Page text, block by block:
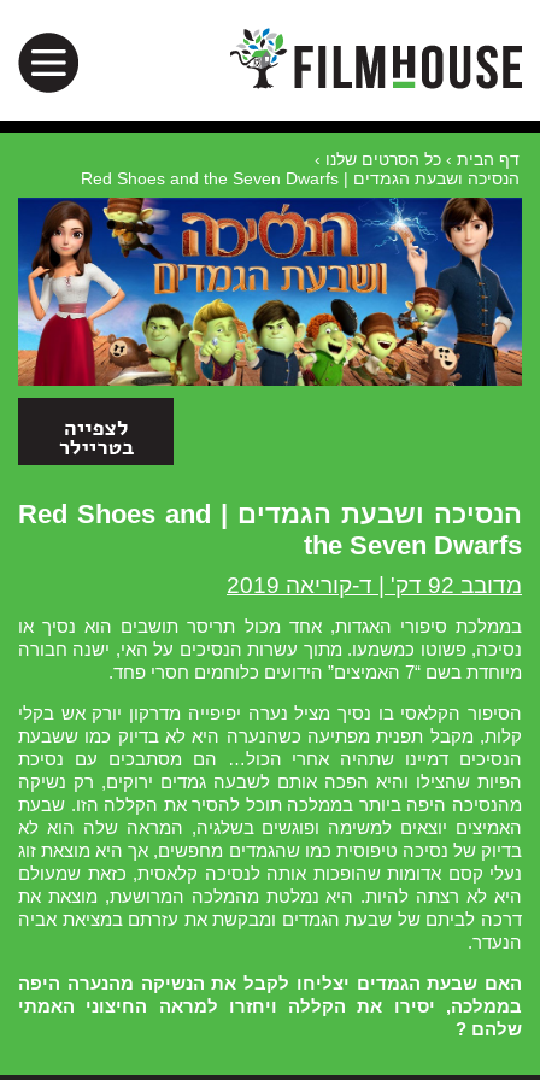
דף הבית › כל הסרטים שלנו ›
הנסיכה ושבעת הגמדים | Red Shoes and the Seven Dwarfs
הנסיכה ושבעת הגמדים | Red Shoes and
the Seven Dwarfs
מדובב 92 דק' | ד-קוריאה 2019
בממלכת סיפורי האגדות, אחד מכול תריסר תושבים הוא נסיך או
נסיכה, פשוטו כמשמעו. מתוך עשרות הנסיכים על האי, ישנה חבורה
מיוחדת בשם “7 האמיצים” הידועים כלוחמים חסרי פחד.
הסיפור הקלאסי בו נסיך מציל נערה יפיפייה מדרקון יורק אש בקלי
קלות, מקבל תפנית מפתיעה כשהנערה היא לא בדיוק כמו ששבעת
הנסיכים דמיינו שתהיה אחרי הכול… הם מסתבכים עם נסיכת
הפיות שהצילו והיא הפכה אותם לשבעה גמדים ירוקים, רק נשיקה
מהנסיכה היפה ביותר בממלכה תוכל להסיר את הקללה הזו. שבעת
האמיצים יוצאים למשימה ופוגשים בשלגיה, המראה שלה הוא לא
בדיוק של נסיכה טיפוסית כמו שהגמדים מחפשים, אך היא מוצאת זוג
נעלי קסם אדומות שהופכות אותה לנסיכה קלאסית, כזאת שמעולם
היא לא רצתה להיות. היא נמלטת מהמלכה המרושעת, מוצאת את
דרכה לביתם של שבעת הגמדים ומבקשת את עזרתם במציאת אביה
הנעדר.
האם שבעת הגמדים יצליחו לקבל את הנשיקה מהנערה היפה
בממלכה, יסירו את הקללה ויחזרו למראה החיצוני האמתי
שלהם ?